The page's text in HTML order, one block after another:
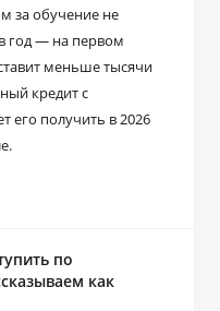
за обучение не
год ― на первом
меньше тысячи
кредит с
его получить в 2026
по
как